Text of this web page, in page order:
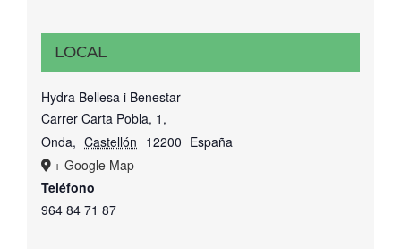
LOCAL
Hydra Bellesa i Benestar
Carrer Carta Pobla, 1,
Onda, Castellón 12200 España
+ Google Map
Teléfono
964 84 71 87